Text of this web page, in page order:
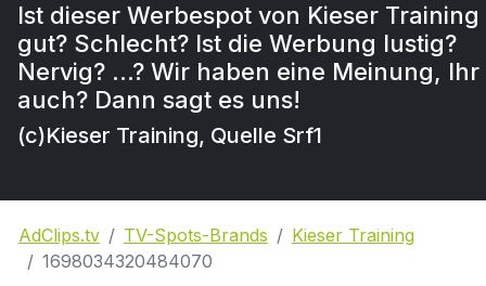
Ist dieser Werbespot von Kieser Training
gut? Schlecht? Ist die Werbung lustig?
Nervig? …? Wir haben eine Meinung, Ihr
auch? Dann sagt es uns!
(c)Kieser Training, Quelle Srf1
AdClips.tv TV-Spots-Brands
Kieser Training
1698034320484070